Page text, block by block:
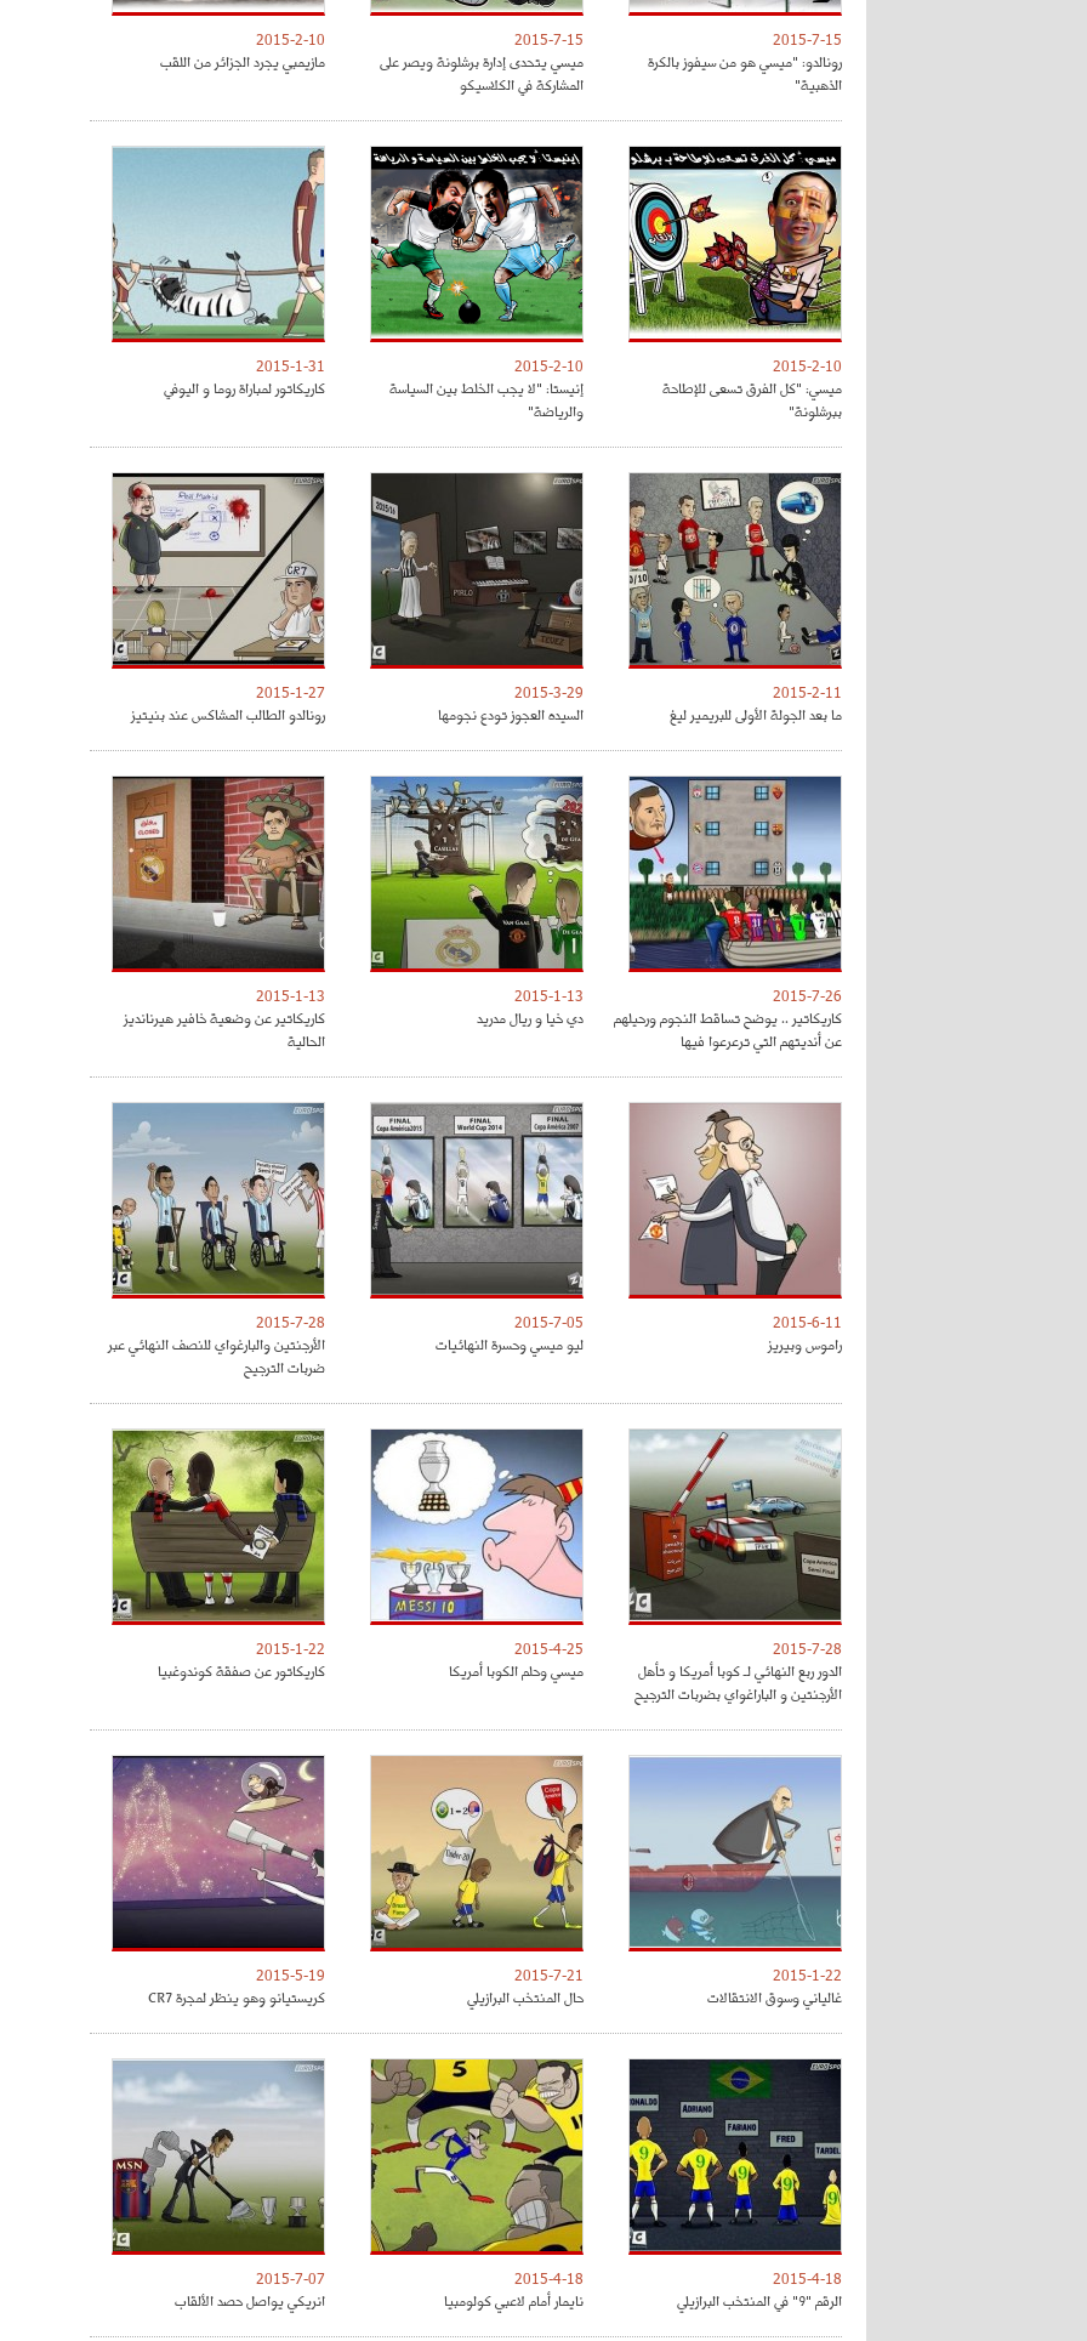
2015-7-15
رونالدو: "ميسي هو من سيفوز بالكرة
الذهبية"
2015-7-15
ميسي يتحدى إدارة برشلونة ويصر على
المشاركة في الكلاسيكو
2015-2-10
مازيمبي يجرد الجزائر من اللقب
2015-2-10
ميسي: "كل الفرق تسعى للإطاحة
ببرشلونة"
2015-2-10
إنيستا: "لا يجب الخلط بين السياسة
والرياضة"
2015-1-31
كاريكاتور لمباراة روما و اليوفي
2015-2-11
ما بعد الجولة الأولى للبريمير ليغ
2015-3-29
السيده العجوز تودع نجومها
2015-1-27
رونالدو الطالب المشاكس عند بنيتيز
2015-7-26
كاريكاتير .. يوضح تساقط النجوم ورحيلهم
عن أنديتهم التي ترعرعوا فيها
2015-1-13
دي خيا و ريال مدريد
2015-1-13
كاريكاتير عن وضعية خافير هيرنانديز
الحالية
2015-6-11
راموس وبيريز
2015-7-05
ليو ميسي وحسرة النهائيات
2015-7-28
الأرجنتين والبارغواي للنصف النهائي عبر
ضربات الترجيح
2015-7-28
الدور ربع النهائي لـ كوبا أمريكا و تأهل
الأرجنتين و الباراغواي بضربات الترجيح
2015-4-25
ميسي وحلم الكوبا أمريكا
2015-1-22
كاريكاتور عن صفقة كوندوغبيا
2015-1-22
غالياني وسوق الانتقالات
2015-7-21
حال المنتخب البرازيلي
2015-5-19
كريستيانو وهو ينظر لمجرة CR7
2015-4-18
الرقم "9" في المنتخب البرازيلي
2015-4-18
نايمار أمام لاعبي كولومبيا
2015-7-07
انريكي يواصل حصد الألقاب